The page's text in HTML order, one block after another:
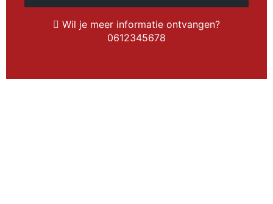
Wil je meer informatie ontvangen?
0612345678